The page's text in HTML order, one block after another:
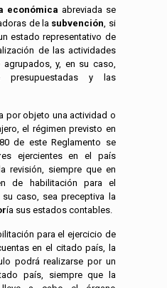
económica abreviada se
de la subvención , si
estado representativo de
de las actividades
y, en su caso,
presupuestadas y las
por objeto una actividad o
el régimen previsto en
de este Reglamento se
es ejercientes en el país
revisión, siempre que en
de habilitación para el
caso, sea preceptiva la
ía sus estados contables.
para el ejercicio de
en el citado país, la
podrá realizarse por un
país, siempre que la